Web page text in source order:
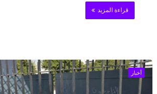
قراءة المزيد
أخبار